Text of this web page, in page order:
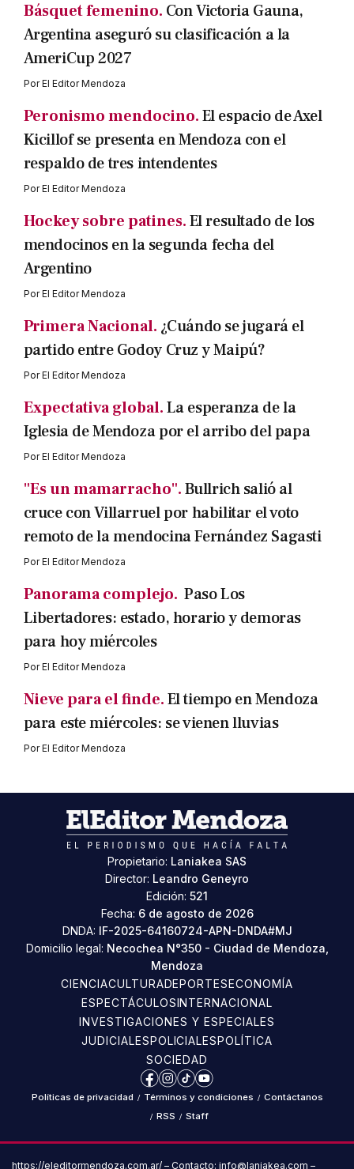
Básquet femenino. Con Victoria Gauna,
Argentina aseguró su clasificación a la
AmeriCup 2027
PorEl Editor Mendoza
Peronismo mendocino.El espacio de Axel
Kicillof se presenta en Mendoza con el
respaldo de tres intendentes
PorEl Editor Mendoza
Hockey sobre patines.El resultado de los
mendocinos en la segunda fecha del
Argentino
PorEl Editor Mendoza
Primera Nacional. ¿Cuándo se jugará el
partido entre Godoy Cruz y Maipú?
PorEl Editor Mendoza
Expectativa global.La esperanza de la
Iglesia de Mendoza por el arribo del papa
PorEl Editor Mendoza
"Es un mamarracho".Bullrich salió al
cruce con Villarruel por habilitar el voto
remoto de la mendocina Fernández Sagasti
PorEl Editor Mendoza
Panorama complejo. Paso Los
Libertadores: estado, horario y demoras
para hoy miércoles
PorEl Editor Mendoza
Nieve para el finde.El tiempo en Mendoza
para este miércoles: se vienen lluvias
PorEl Editor Mendoza
Propietario: Laniakea SAS
Director: Leandro Geneyro
Edición: 521
Fecha: 6 de agosto de 2026
DNDA: IF-2025-64160724-APN-DNDA#MJ
Domicilio legal: Necochea N°350 - Ciudad de Mendoza,
Mendoza
CIENCIACULTURADEPORTESECONOMÍA
ESPECTÁCULOSINTERNACIONAL
INVESTIGACIONES Y ESPECIALES
JUDICIALESPOLICIALESPOLÍTICA
SOCIEDAD
Facebook
Instagram
TikTokYouTube
Políticas de privacidad / Términos y condiciones / Contáctanos
/ RSS / Staff
https://eleditormendoza.com.ar/ – Contacto: info@laniakea.com –